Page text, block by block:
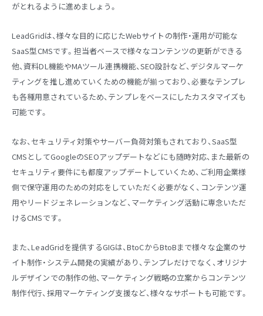
がとれるように進めましょう。
LeadGridは、様々な目的に応じたWebサイトの制作・運用が可能な
SaaS型CMSです。担当者ベースで様々なコンテンツの更新ができる
他、資料DL機能やMAツール連携機能、SEO設計など、デジタルマーケ
ティングを推し進めていくための機能が揃っており、必要なテンプレ
も各種用意されているため、テンプレをベースにしたカスタマイズも
可能です。
なお、セキュリティ対策やサーバー負荷対策もされており、SaaS型
CMSとしてGoogleのSEOアップデートなどにも随時対応、また最新の
セキュリティ要件にも都度アップデートしていくため、ご利用企業様
側で保守運用のための対応をしていただく必要がなく、コンテンツ運
用やリードジェネレーションなど、マーケティング活動に専念いただ
けるCMSです。
また、LeadGridを提供するGIGは、BtoCからBtoBまで様々な企業のサ
イト制作・システム開発の実績があり、テンプレだけでなく、オリジナ
ルデザインでの制作の他、マーケティング戦略の立案からコンテンツ
制作代行、採用マーケティング支援など、様々なサポートも可能です。